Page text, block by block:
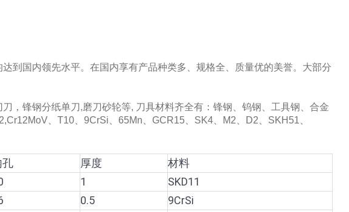
国内领先水平。在国内享有产品种类多、规格全、质量优的美誉。大部分
锋钢分纸单刀,磨刀砂轮等, 刀具材料齐全有：锋钢、钨钢、工具钢、合金
、T10、9CrSi、65Mn、GCR15、SK4、M2、D2、SKH51、
孔 厚度
材料
1
SKD11
0.5
9CrSi